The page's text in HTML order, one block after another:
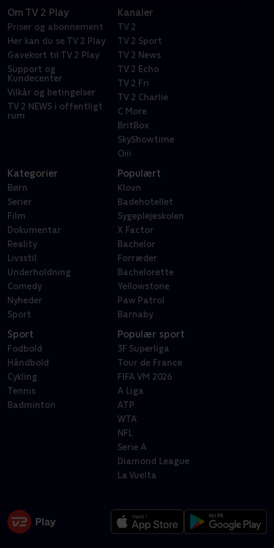
Om TV 2 Play
Priser og abonnement
Her kan du se TV 2 Play
Gavekort til TV 2 Play
Support og
Kundecenter
Vilkår og betingelser
TV 2 NEWS i offentligt
rum
Kanaler
TV 2
TV 2 Sport
TV 2 News
TV 2 Echo
TV 2 Fri
TV 2 Charlie
C More
BritBox
SkyShowtime
Oiii
Kategorier
Børn
Serier
Film
Dokumentar
Reality
Livsstil
Underholdning
Comedy
Nyheder
Sport
Populært
Klovn
Badehotellet
Sygeplejeskolen
X Factor
Bachelor
Forræder
Bachelorette
Yellowstone
Paw Patrol
Barnaby
Sport
Fodbold
Håndbold
Cykling
Tennis
Badminton
Populær sport
3F Superliga
Tour de France
FIFA VM 2026
A Liga
ATP
WTA
NFL
Serie A
Diamond League
La Vuelta